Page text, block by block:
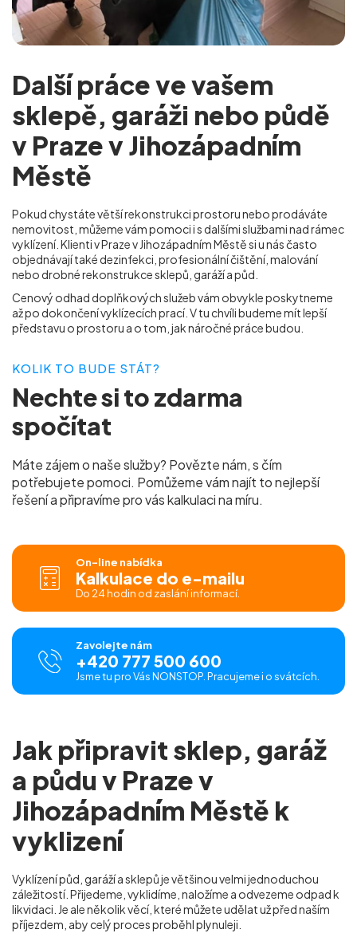
Další práce ve vašem
sklepě, garáži nebo půdě
v Praze v Jihozápadním
Městě
Pokud chystáte větší rekonstrukci prostoru nebo prodáváte
nemovitost, můžeme vám pomoci i s dalšími službami nad rámec
vyklízení. Klienti v Praze v Jihozápadním Městěsi u nás často
objednávají také dezinfekci, profesionální čištění, malování
nebo drobné rekonstrukce sklepů, garáží a půd.
Cenový odhad doplňkových služeb vám obvykle poskytneme
až po dokončení vyklízecích prací. V tu chvíli budeme mít lepší
představu o prostoru a o tom, jak náročné práce budou.
KOLIK TO BUDE STÁT?
Nechte si tozdarma
spočítat
Máte zájem o naše služby? Povězte nám, s čím
potřebujete pomoci. Pomůžeme vám najít to nejlepší
řešení a připravíme pro váskalkulaci na míru.
On-line nabídka
Kalkulace do e-mailu
Do 24 hodin od zaslání informací.
Zavolejte nám
+420 777 500 600
Jsme tu pro Vás NONSTOP. Pracujeme i o svátcích.
Jak připravit sklep, garáž
a půdu v Praze v
Jihozápadním Městě k
vyklizení
Vyklízení půd, garáží a sklepů je většinou velmi jednoduchou
záležitostí. Přijedeme, vyklidíme, naložíme a odvezeme odpad k
likvidaci. Je ale několik věcí, které můžete udělat už před naším
příjezdem, aby celý proces proběhl plynuleji.